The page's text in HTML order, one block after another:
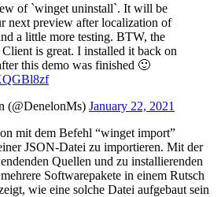
of `winget uninstall`. It will be
next preview after localization of
a little more testing. BTW, the
is great. I installed it back on
this demo was finished 🙂
(@DenelonMs) January 22, 2021
mit dem Befehl “winget import”
JSON-Datei zu importieren. Mit der
Quellen und zu installierenden
Softwarepakete in einem Rutsch
wie eine solche Datei aufgebaut sein